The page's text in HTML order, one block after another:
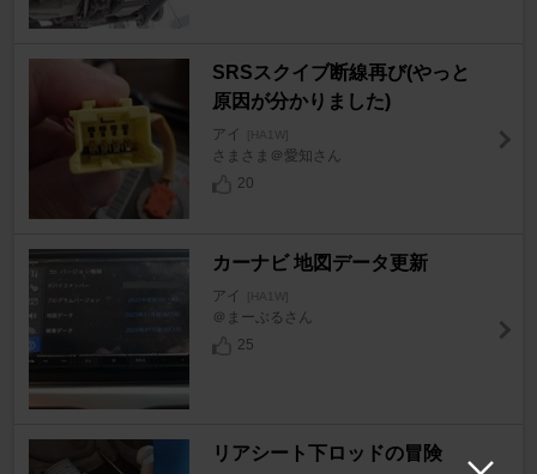
SRSスクイブ断線再び(やっと
原因が分かりました)
アイ [HA1W]
さまさま＠愛知さん
20
カーナビ 地図データ更新
アイ [HA1W]
＠まーぶるさん
25
リアシート下ロッドの冒険